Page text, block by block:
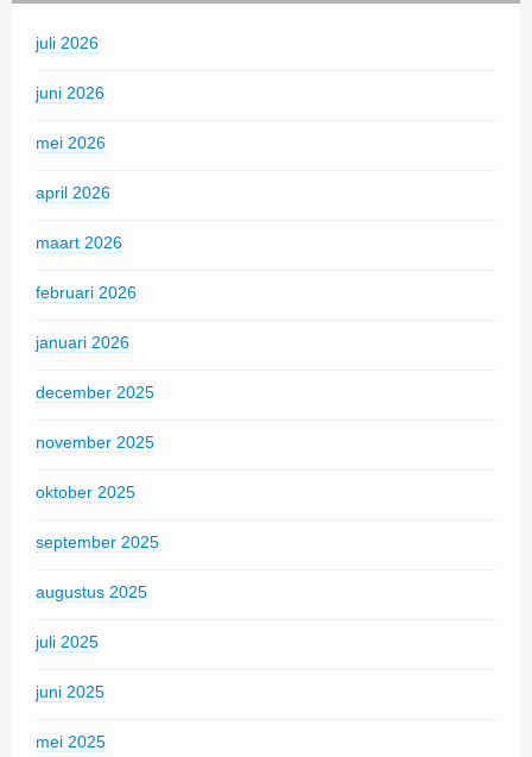
juli 2026
juni 2026
mei 2026
april 2026
maart 2026
februari 2026
januari 2026
december 2025
november 2025
oktober 2025
september 2025
augustus 2025
juli 2025
juni 2025
mei 2025